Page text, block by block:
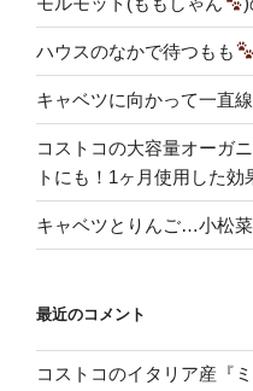
ハウスのなかで待つもも
キャベツに向かって一直線
コストコの大容量オーガ
トにも！1ヶ月使用した
キャベツとりんご…小松菜
最近のコメント
コストコのイタリア産『